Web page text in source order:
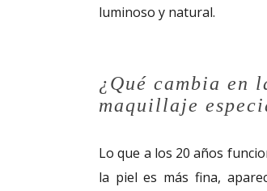
luminoso y natural.
¿Qué cambia en
maquillaje
Lo que a los 20 años
la piel es más fina,